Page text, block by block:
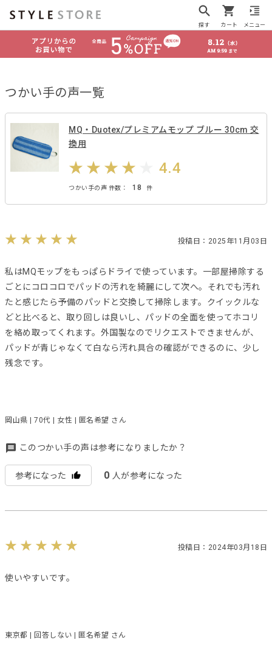
探す カート メニュー
つかい手の声一覧
MQ・Duotex/プレミアムモップ ブルー 30cm 交
換用
4.4
つかい手の声 件数： 18 件
投稿日：2025年11月03日
私はMQモップをもっぱらドライで使っています。一部屋掃除する
ごとにコロコロでパッドの汚れを綺麗にして次へ。それでも汚れ
たと感じたら予備のパッドと交換して掃除します。クイックルな
どと比べると、取り回しは良いし、パッドの全面を使ってホコリ
を絡め取ってくれます。外国製なのでリクエストできませんが、
パッドが青じゃなくて白なら汚れ具合の確認ができるのに、少し
残念です。
岡山県 | 70代 | 女性 | 匿名希望 さん
このつかい手の声は参考になりましたか？
参考になった 0 人が参考になった
投稿日：2024年03月18日
使いやすいです。
東京都 | 回答しない | 匿名希望 さん